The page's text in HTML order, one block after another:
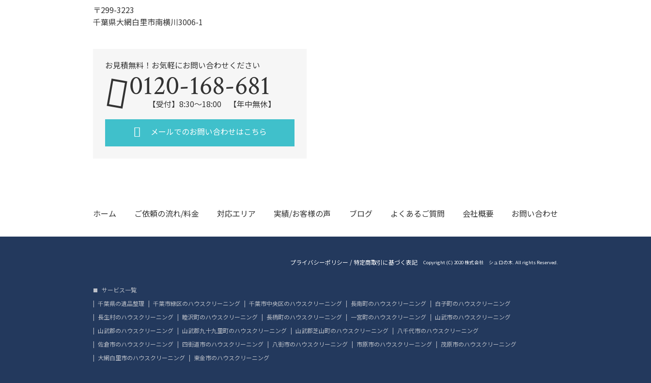
〒299-3223
千葉県大網白里市南横川3006-1
お見積無料！お気軽にお問い合わせください
0120-168-681
【受付】8:30～18:00 【年中無休】
メールでのお問い合わせはこちら
ホーム ご依頼の流れ/料金 対応エリア 実績/お客様の声 ブログ よくあるご質問 会社概要 お問い合わせ
プライバシーポリシー /特定商取引に基づく表記 Copyright (C) 2020 株式会社 シュロの木. All rights Reserved.
サービス一覧
千葉県の遺品整理
千葉市緑区のハウスクリーニング 千葉市中央区のハウスクリーニング 長南町のハウスクリーニング
白子町のハウスクリーニング
長生村のハウスクリーニング
睦沢町のハウスクリーニング 長柄町のハウスクリーニング 一宮町のハウスクリーニング
山武市のハウスクリーニング
山武郡のハウスクリーニング
山武郡九十九里町のハウスクリーニング 山武郡芝山町のハウスクリーニング
八千代市のハウスクリーニング
佐倉市のハウスクリーニング
四街道市のハウスクリーニング 八街市のハウスクリーニング 市原市のハウスクリーニング
茂原市のハウスクリーニング
大網白里市のハウスクリーニング
東金市のハウスクリーニング